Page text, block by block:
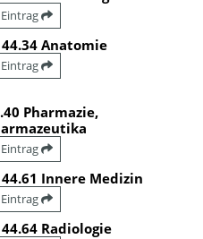
44.34 Anatomie
Pharmazie,
44.61 Innere Medizin
44.64 Radiologie